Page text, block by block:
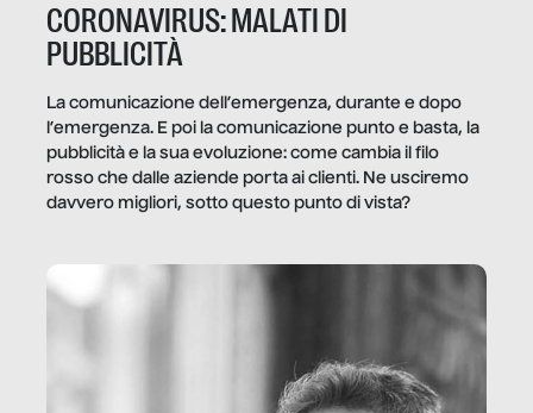
CORONAVIRUS: MALATI DI
PUBBLICITÀ
La comunicazione dell’emergenza, durante e dopo
l’emergenza. E poi la comunicazione punto e basta, la
pubblicità e la sua evoluzione: come cambia il filo
rosso che dalle aziende porta ai clienti. Ne usciremo
davvero migliori, sotto questo punto di vista?